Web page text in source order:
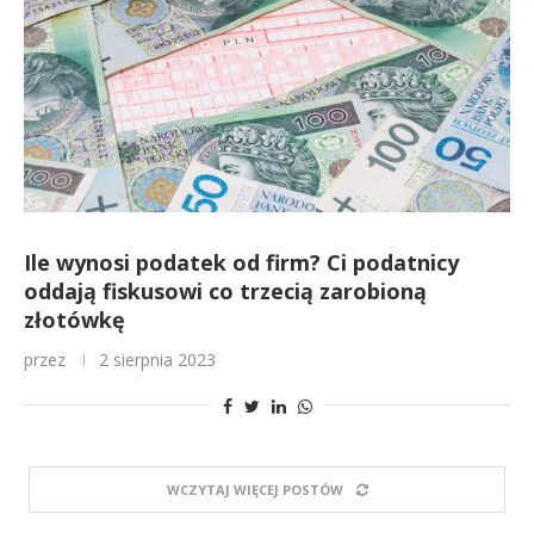
Ile wynosi podatek od firm? Ci podatnicy
oddają fiskusowi co trzecią zarobioną
złotówkę
przez 2 sierpnia 2023
WCZYTAJ WIĘCEJ POSTÓW